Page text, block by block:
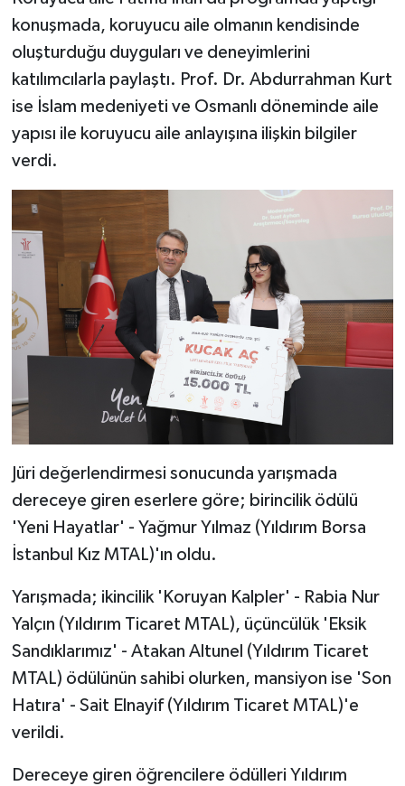
konuşmada, koruyucu aile olmanın kendisinde
oluşturduğu duyguları ve deneyimlerini
katılımcılarla paylaştı. Prof. Dr. Abdurrahman Kurt
ise İslam medeniyeti ve Osmanlı döneminde aile
yapısı ile koruyucu aile anlayışına ilişkin bilgiler
verdi.
Jüri değerlendirmesi sonucunda yarışmada
dereceye giren eserlere göre; birincilik ödülü
'Yeni Hayatlar' - Yağmur Yılmaz (Yıldırım Borsa
İstanbul Kız MTAL)'ın oldu.
Yarışmada; ikincilik 'Koruyan Kalpler' - Rabia Nur
Yalçın (Yıldırım Ticaret MTAL), üçüncülük 'Eksik
Sandıklarımız' - Atakan Altunel (Yıldırım Ticaret
MTAL) ödülünün sahibi olurken, mansiyon ise 'Son
Hatıra' - Sait Elnayif (Yıldırım Ticaret MTAL)'e
verildi.
Dereceye giren öğrencilere ödülleri Yıldırım